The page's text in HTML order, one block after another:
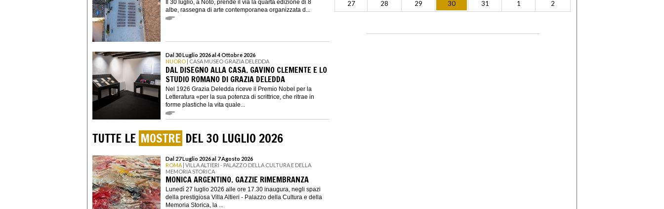
Il 30 luglio, a Noto, prende il via la quarta edizione di 8
albe, rassegna di arte contemporanea organizzata d...
Dal 30 Luglio 2026 al 4 Ottobre 2026
NUORO | CASA MUSEO GRAZIA DELEDDA
DAL DISEGNO ALLA CASA. GAVINO CLEMENTE E LO
STUDIO ROMANO DI GRAZIA DELEDDA
Nel 1926 Grazia Deledda riceve il Premio Nobel per la
Letteratura «per la sua potenza di scrittrice, che ritrae in
forme plastiche la vita quale...
TUTTE LE MOSTRE DEL 30 LUGLIO 2026
Dal 27 Luglio 2026 al 7 Agosto 2026
ROMA | VILLA ALTIERI - PALAZZO DELLA CULTURA E DELLA
MEMORIA STORICA
MONICA ARGENTINO. GAZZIE RIMEMBRANZA
Lunedì 27 luglio 2026 alle ore 17.30 inaugura, negli spazi
della prestigiosa Villa Altieri - Palazzo della Cultura e della
Memoria Storica, la ...
27 28 29 30 31 1 2